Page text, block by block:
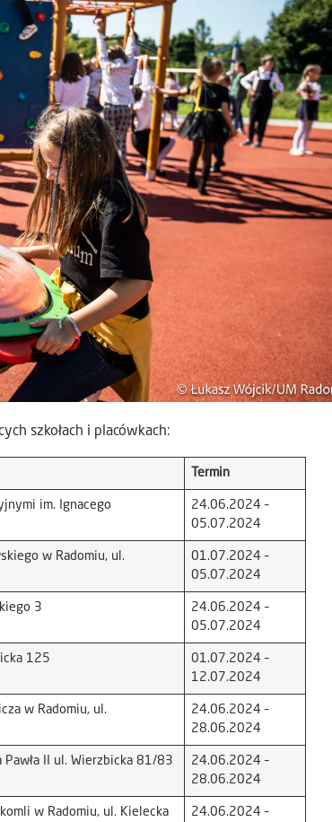
szkołach i placówkach:
Termin
im. Ignacego
24.06.2024 –
05.07.2024
w Radomiu, ul.
01.07.2024 –
05.07.2024
3
24.06.2024 –
05.07.2024
125
01.07.2024 –
12.07.2024
w Radomiu, ul.
24.06.2024 –
28.06.2024
Pawła II ul. Wierzbicka 81/83
24.06.2024 –
28.06.2024
w Radomiu, ul. Kielecka 24.06.2024 –